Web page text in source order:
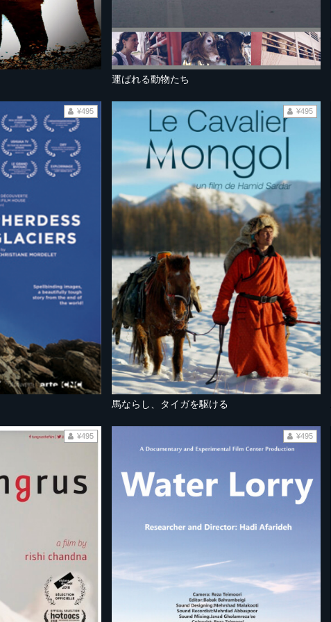
運ばれる動物たち
¥495
馬ならし、タイガを駆ける
¥495
¥495 ¥495